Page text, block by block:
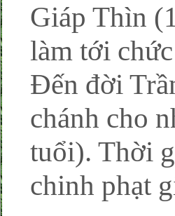
Giáp Thìn
làm tới
Đến đời
chánh cho
tuổi). Thời
chinh phạt